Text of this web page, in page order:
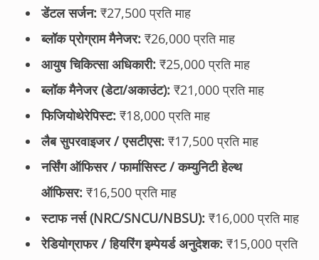
डेंटल सर्जन: ₹27,500 प्रति माह
ब्लॉक प्रोग्राम मैनेजर: ₹26,000 प्रति माह
आयुष चिकित्सा अधिकारी: ₹25,000 प्रति माह
ब्लॉक मैनेजर (डेटा/अकाउंट): ₹21,000 प्रति माह
फिजियोथेरेपिस्ट: ₹18,000 प्रति माह
लैब सुपरवाइजर / एसटीएस: ₹17,500 प्रति माह
नर्सिंग ऑफिसर / फार्मासिस्ट / कम्युनिटी हेल्थ
ऑफिसर: ₹16,500 प्रति माह
स्टाफ नर्स (NRC/SNCU/NBSU): ₹16,000 प्रति माह
रेडियोग्राफर / हियरिंग इम्पेयर्ड अनुदेशक: ₹15,000 प्रति